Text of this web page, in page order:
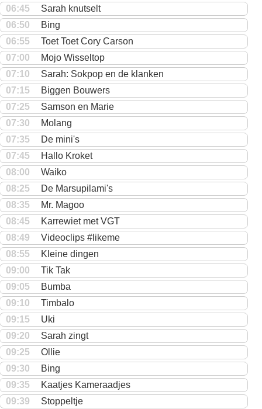
06:45
Sarah knutselt
06:50
Bing
06:55
Toet Toet Cory Carson
07:00
Mojo Wisseltop
07:10
Sarah: Sokpop en de klanken
07:15
Biggen Bouwers
07:25
Samson en Marie
07:30
Molang
07:35
De mini's
07:45
Hallo Kroket
08:00
Waiko
08:25
De Marsupilami's
08:35
Mr. Magoo
08:45
Karrewiet met VGT
08:49
Videoclips #likeme
08:55
Kleine dingen
09:00
Tik Tak
09:05
Bumba
09:10
Timbalo
09:15
Uki
09:20
Sarah zingt
09:25
Ollie
09:30
Bing
09:35
Kaatjes Kameraadjes
09:39
Stoppeltje